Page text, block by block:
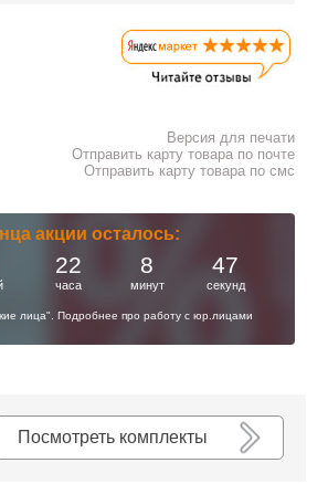
Версия для печати
Отправить карту товара по почте
Отправить карту товара по смс
акции осталось:
22
часа
8
минут
46
секунд
лица". Подробнее про работу с юр.лицами
Посмотреть комплекты